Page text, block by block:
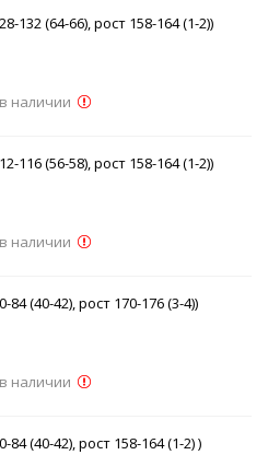
(64-66), рост 158-164 (1-2))
наличии
(56-58), рост 158-164 (1-2))
наличии
(40-42), рост 170-176 (3-4))
наличии
(40-42), рост 158-164 (1-2) )